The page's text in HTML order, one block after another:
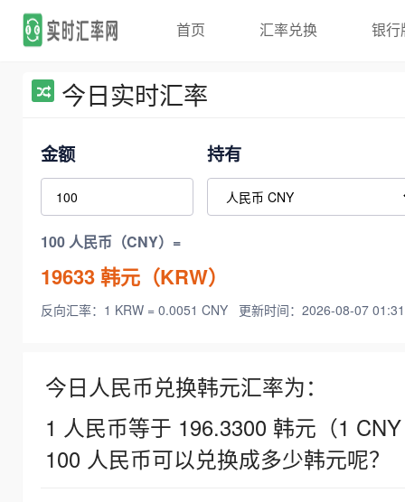
首页 汇率兑换 银行
今日实时汇率
金额 持有
100 人民币（CNY）=
19633韩元（KRW）
反向汇率：1 KRW = 0.0051 CNY 更新时间：2026-08-07
今日人民币兑换韩元汇率为：
1 人民币等于 196.3300 韩元（1
100 人民币可以兑换成多少韩元呢？